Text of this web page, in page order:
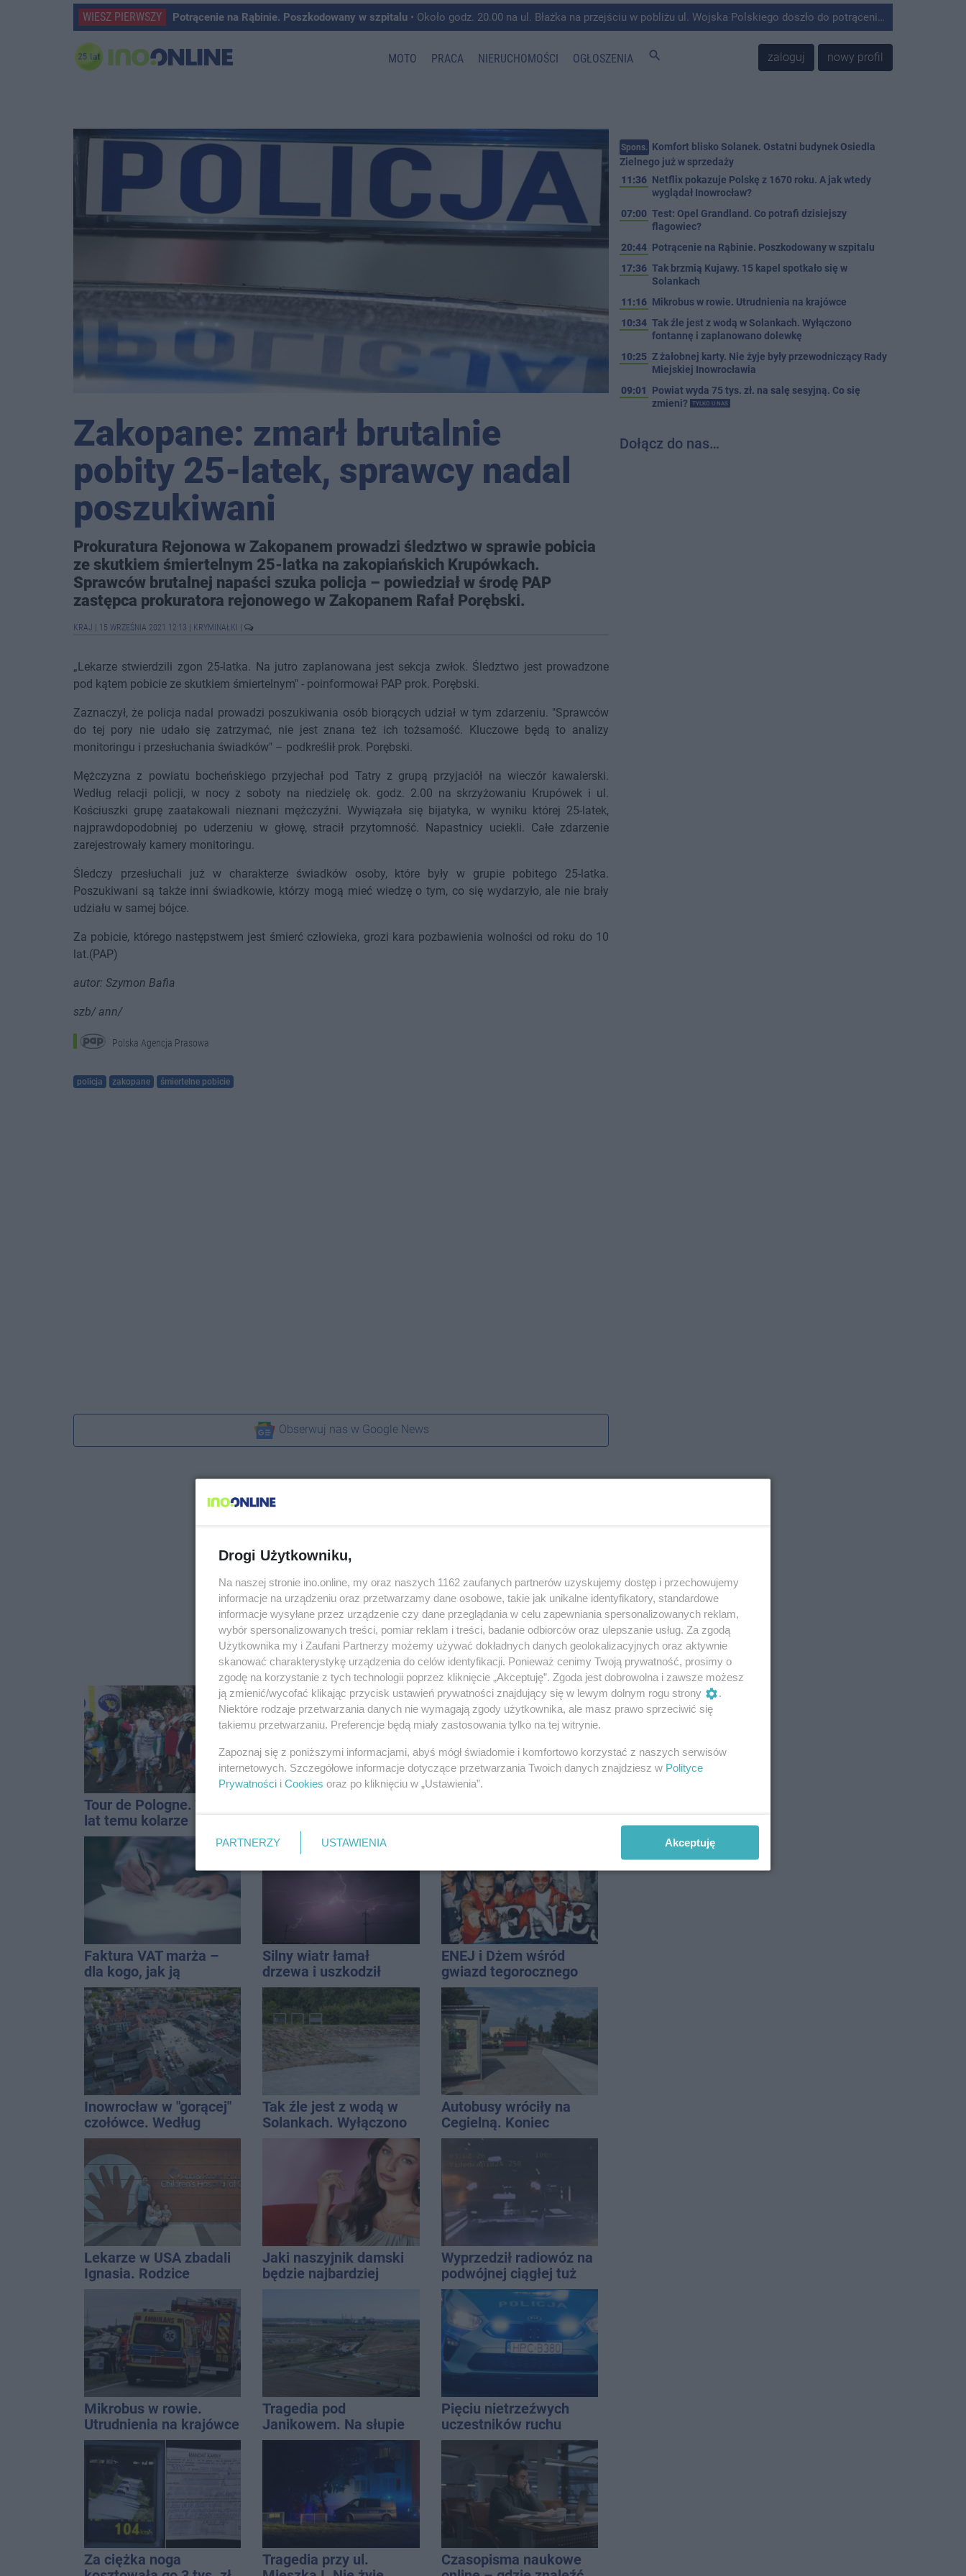
WIESZ PIERWSZY Potrącenie na Rąbinie. Poszkodowany w szpitalu • Około godz. 20.00 na ul. Błażka na przejściu w pobliżu ul. Wojska Polskiego doszło do potrącenia mężczyzny przez kierującego Mercedesem.
MOTO PRACA NIERUCHOMOŚCI OGŁOSZENIA search zaloguj nowy profil
Zakopane: zmarł brutalnie
pobity 25-latek, sprawcy nadal
poszukiwani
Prokuratura Rejonowa w Zakopanem prowadzi śledztwo w sprawie pobicia
ze skutkiem śmiertelnym 25-latka na zakopiańskich Krupówkach.
Sprawców brutalnej napaści szuka policja – powiedział w środę PAP
zastępca prokuratora rejonowego w Zakopanem Rafał Porębski.
KRAJ 15 WRZEŚNIA 2021 12:13 KRYMINAŁKI
„Lekarze stwierdzili zgon 25-latka. Na jutro zaplanowana jest sekcja zwłok. Śledztwo jest prowadzone
pod kątem pobicie ze skutkiem śmiertelnym" - poinformował PAP prok. Porębski.
Zaznaczył, że policja nadal prowadzi poszukiwania osób biorących udział w tym zdarzeniu. "Sprawców
do tej pory nie udało się zatrzymać, nie jest znana też ich tożsamość. Kluczowe będą to analizy
monitoringu i przesłuchania świadków" – podkreślił prok. Porębski.
Mężczyzna z powiatu bocheńskiego przyjechał pod Tatry z grupą przyjaciół na wieczór kawalerski.
Według relacji policji, w nocy z soboty na niedzielę ok. godz. 2.00 na skrzyżowaniu Krupówek i ul.
Kościuszki grupę zaatakowali nieznani mężczyźni. Wywiązała się bijatyka, w wyniku której 25-latek,
najprawdopodobniej po uderzeniu w głowę, stracił przytomność. Napastnicy uciekli. Całe zdarzenie
zarejestrowały kamery monitoringu.
Śledczy przesłuchali już w charakterze świadków osoby, które były w grupie pobitego 25-latka.
Poszukiwani są także inni świadkowie, którzy mogą mieć wiedzę o tym, co się wydarzyło, ale nie brały
udziału w samej bójce.
Za pobicie, którego następstwem jest śmierć człowieka, grozi kara pozbawienia wolności od roku do 10
lat.(PAP)
autor: Szymon Bafia
szb/ ann/
Polska Agencja Prasowa
policja zakopane śmiertelne pobicie
Obserwuj nas w Google News
Tour de Pologne. Tak 21
lat temu kolarze
startowali z
Inowrocławia
Solankach
14
Faktura VAT marża –
dla kogo, jak ją
wystawić i jak rozliczyć
Silny wiatr łamał
drzewa i uszkodził
dach. To nie koniec
ostrzeżeń
ENEJ i Dżem wśród
gwiazd tegorocznego
święta miasta
Inowrocław w "gorącej"
czołówce. Według
analizy Onetu nasze
miasto jest jednym z
najbardziej narażonych
na upały
Tak źle jest z wodą w
Solankach. Wyłączono
fontannę i zaplanowano
Autobusy wróciły na
Cegielną. Koniec
remontu zatok
Lekarze w USA zbadali
Ignasia. Rodzice
przekazali wieści
Jaki naszyjnik damski
będzie najbardziej
stylizacji
Wyprzedził radiowóz na
podwójnej ciągłej tuż
przed pasami
Mikrobus w rowie.
Utrudnienia na krajówce
Tragedia pod
Janikowem. Na słupie
energetycznym
znaleziono ciało
Pięciu nietrzeźwych
uczestników ruchu
wpadło w ręce policji.
Rekordzista miał 2,6
promila
Za ciężka noga
Tragedia przy ul.
Czasopisma naukowe
Spons. Komfort blisko Solanek. Ostatni budynek Osiedla
Zielnego już w sprzedaży
11:36 Netflix pokazuje Polskę z 1670 roku. A jak wtedy
wyglądał Inowrocław?
07:00 Test: Opel Grandland. Co potrafi dzisiejszy
flagowiec?
20:44 Potrącenie na Rąbinie. Poszkodowany w szpitalu
17:36 Tak brzmią Kujawy. 15 kapel spotkało się w
Solankach
11:16 Mikrobus w rowie. Utrudnienia na krajówce
10:34 Tak źle jest z wodą w Solankach. Wyłączono
fontannę i zaplanowano dolewkę
10:25 Z żałobnej karty. Nie żyje były przewodniczący Rady
Miejskiej Inowrocławia
09:01
Powiat wyda 75 tys. zł. na salę sesyjną. Co się
zmieni?
TYLKO U NAS
Dołącz do nas…
Drogi Użytkowniku,
Na naszej stronie ino.online, my oraz naszych 1162 zaufanych partnerów uzyskujemy dostęp i przechowujemy
informacje na urządzeniu oraz przetwarzamy dane osobowe, takie jak unikalne identyfikatory, standardowe
informacje wysyłane przez urządzenie czy dane przeglądania w celu zapewniania spersonalizowanych reklam,
wybór spersonalizowanych treści, pomiar reklam i treści, badanie odbiorców oraz ulepszanie usług. Za zgodą
Użytkownika my i Zaufani Partnerzy możemy używać dokładnych danych geolokalizacyjnych oraz aktywnie
skanować charakterystykę urządzenia do celów identyfikacji. Ponieważ cenimy Twoją prywatność, prosimy o
zgodę na korzystanie z tych technologii poprzez kliknięcie „Akceptuję”. Zgoda jest dobrowolna i zawsze możesz
ją zmienić/wycofać klikając przycisk ustawień prywatności znajdujący się w lewym dolnym rogu strony
.
Niektóre rodzaje przetwarzania danych nie wymagają zgody użytkownika, ale masz prawo sprzeciwić się
takiemu przetwarzaniu. Preferencje będą miały zastosowania tylko na tej witrynie.
Zapoznaj się z poniższymi informacjami, abyś mógł świadomie i komfortowo korzystać z naszych serwisów
internetowych. Szczegółowe informacje dotyczące przetwarzania Twoich danych znajdziesz w Polityce
Prywatności i Cookies oraz po kliknięciu w „Ustawienia”.
PARTNERZY USTAWIENIA Akceptuję